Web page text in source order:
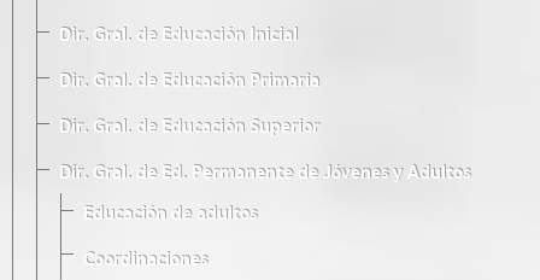
Dir. Gral. de Educación Inicial
Dir. Gral. de Educación Primaria
Dir. Gral. de Educación Superior
Dir. Gral. de Ed. Permanente de Jóvenes y Adultos
Educación de adultos
Coordinaciones